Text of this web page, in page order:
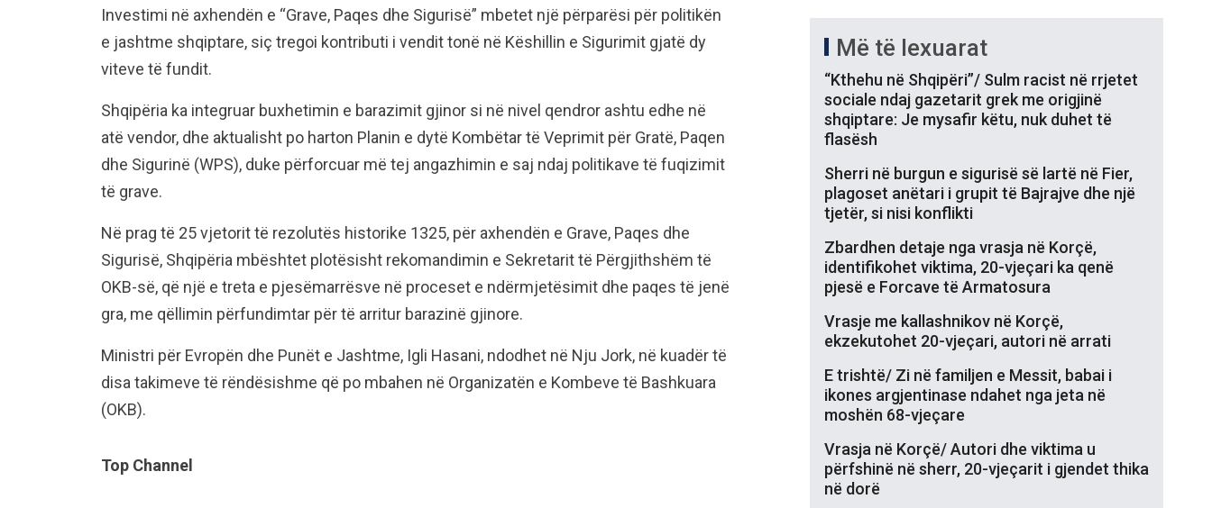
Investimi në axhendën e “Grave, Paqes dhe Sigurisë” mbetet një përparësi për politikën
e jashtme shqiptare, siç tregoi kontributi i vendit tonë në Këshillin e Sigurimit gjatë dy
viteve të fundit.
Shqipëria ka integruar buxhetimin e barazimit gjinor si në nivel qendror ashtu edhe në
atë vendor, dhe aktualisht po harton Planin e dytë Kombëtar të Veprimit për Gratë, Paqen
dhe Sigurinë (WPS), duke përforcuar më tej angazhimin e saj ndaj politikave të fuqizimit
të grave.
Në prag të 25 vjetorit të rezolutës historike 1325, për axhendën e Grave, Paqes dhe
Sigurisë, Shqipëria mbështet plotësisht rekomandimin e Sekretarit të Përgjithshëm të
OKB-së, që një e treta e pjesëmarrësve në proceset e ndërmjetësimit dhe paqes të jenë
gra, me qëllimin përfundimtar për të arritur barazinë gjinore.
Ministri për Evropën dhe Punët e Jashtme, Igli Hasani, ndodhet në Nju Jork, në kuadër të
disa takimeve të rëndësishme që po mbahen në Organizatën e Kombeve të Bashkuara
(OKB).
Top Channel
Më të lexuarat
“Kthehu në Shqipëri”/ Sulm racist në rrjetet
sociale ndaj gazetarit grek me origjinë
shqiptare: Je mysafir këtu, nuk duhet të
flasësh
Sherri në burgun e sigurisë së lartë në Fier,
plagoset anëtari i grupit të Bajrajve dhe një
tjetër, si nisi konflikti
Zbardhen detaje nga vrasja në Korçë,
identifikohet viktima, 20-vjeçari ka qenë
pjesë e Forcave të Armatosura
Vrasje me kallashnikov në Korçë,
ekzekutohet 20-vjeçari, autori në arrati
E trishtë/ Zi në familjen e Messit, babai i
ikones argjentinase ndahet nga jeta në
moshën 68-vjeçare
Vrasja në Korçë/ Autori dhe viktima u
përfshinë në sherr, 20-vjeçarit i gjendet thika
në dorë